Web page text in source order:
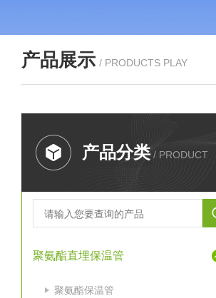
产品展示 / PRODUCTS PLAY
产品分类 / PRODUCT
聚氨酯直埋保温管
聚氨酯保温管